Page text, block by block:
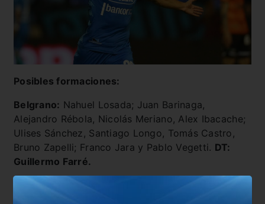
Posibles formaciones:
Belgrano: Nahuel Losada; Juan Barinaga,
Alejandro Rébola, Nicolás Meriano, Alex Ibacache;
Ulises Sánchez, Santiago Longo, Tomás Castro,
Bruno Zapelli; Franco Jara y Pablo Vegetti. DT:
Guillermo Farré.
Banfield:
Facundo Cambeses; Emanuel Coronel,